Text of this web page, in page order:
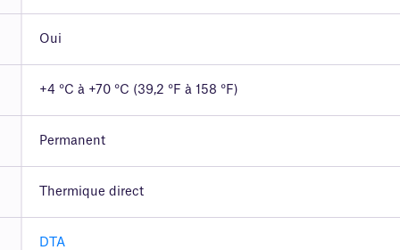
Oui
+4 °C à +70 °C (39,2 °F à 158 °F)
Permanent
Thermique direct
DTA